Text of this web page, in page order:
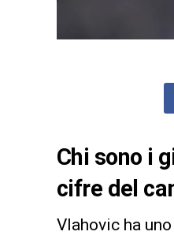
Chi sono i
cifre del
Vlahovic ha